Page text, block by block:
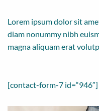
Lorem ipsum dolor sit
diam nonummy nibh
magna aliquam erat
[contact-form-7 id=“946″]